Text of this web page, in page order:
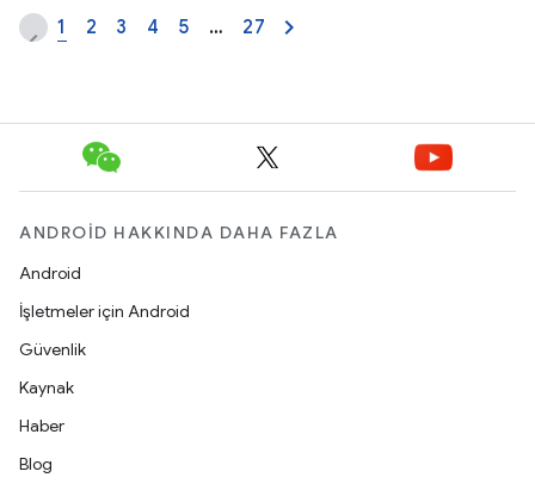
1 2 3 4 5 … 27
ANDROID HAKKINDA DAHA FAZLA
Android
İşletmeler için Android
Güvenlik
Kaynak
Haber
Blog